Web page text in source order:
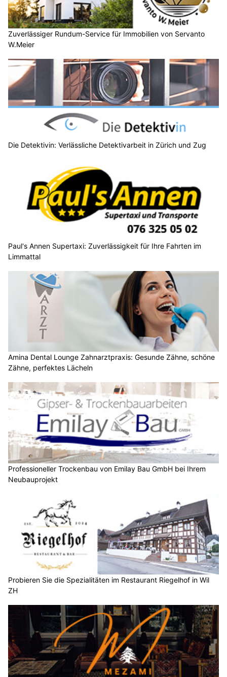
Zuverlässiger Rundum-Service für Immobilien von Servanto
W.Meier
Die Detektivin: Verlässliche Detektivarbeit in Zürich und Zug
Paul's Annen Supertaxi: Zuverlässigkeit für Ihre Fahrten im
Limmattal
Amina Dental Lounge Zahnarztpraxis: Gesunde Zähne, schöne
Zähne, perfektes Lächeln
Professioneller Trockenbau von Emilay Bau GmbH bei Ihrem
Neubauprojekt
Probieren Sie die Spezialitäten im Restaurant Riegelhof in Wil
ZH